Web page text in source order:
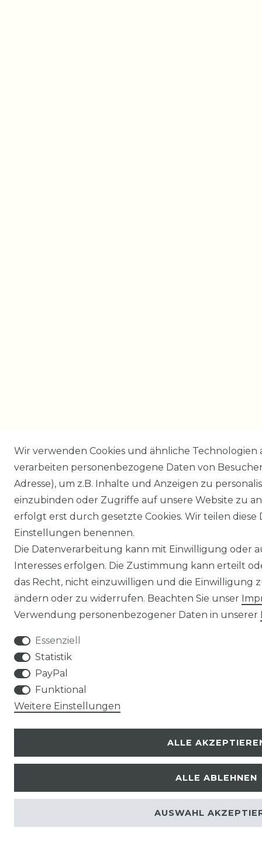
Wir verwenden Cookies und ähnliche
verarbeiten personenbezogene Daten von
Adresse), um z.B. Inhalte und Anzeigen zu
einzubinden oder Zugriffe auf unsere Website zu
erfolgt erst durch gesetzte Cookies. Wir teilen
Einstellungen benennen.
Die Datenverarbeitung kann mit Einwilligung oder
Interesses erfolgen. Die Zustimmung kann erteilt
das Recht, nicht einzuwilligen und die Einwilligung
ändern oder zu widerrufen. Beachten Sie unser
Verwendung personenbezogener Daten in unserer
Essenziell
Statistik
PayPal
Funktional
Weitere Einstellungen
ALLE
ALLE ABLEHNEN
AUSWAHL